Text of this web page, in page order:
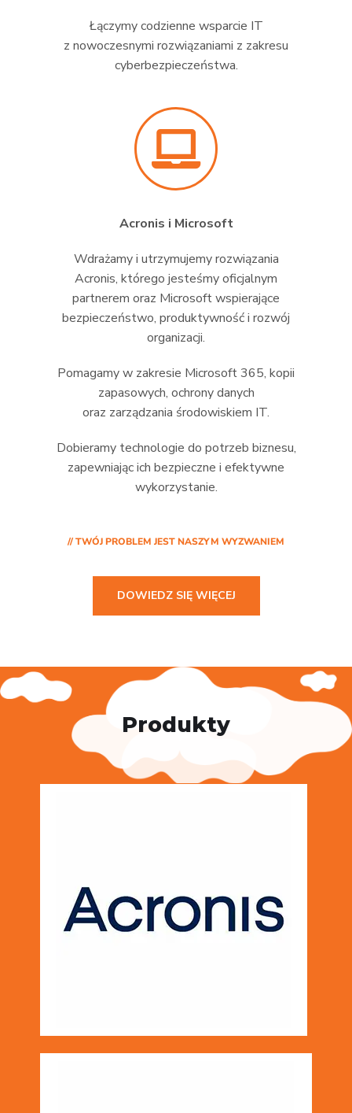
Łączymy codzienne wsparcie IT
z nowoczesnymi rozwiązaniami z zakresu
cyberbezpieczeństwa.
Acronis i Microsoft
Wdrażamy i utrzymujemy rozwiązania
Acronis, którego jesteśmy oficjalnym
partnerem oraz Microsoft wspierające
bezpieczeństwo, produktywność i rozwój
organizacji.
Pomagamy w zakresie Microsoft 365, kopii
zapasowych, ochrony danych
oraz zarządzania środowiskiem IT.
Dobieramy technologie do potrzeb biznesu,
zapewniając ich bezpieczne i efektywne
wykorzystanie.
// TWÓJ PROBLEM JEST NASZYM WYZWANIEM
DOWIEDZ SIĘ WIĘCEJ
Produkty